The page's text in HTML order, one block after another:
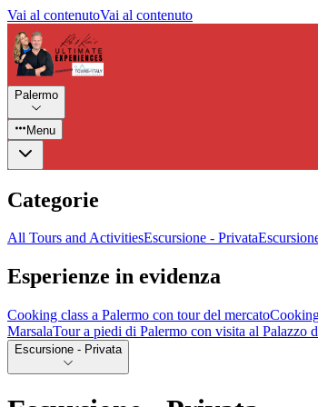
Vai al contenutoVai al contenuto
Palermo
Menu
Categorie
All Tours and ActivitiesEscursione - Privata
Esperienze in evidenza
Cooking class a Palermo con tour del mercato
MarsalaTour a piedi di Palermo con visita al Palazzo
Escursione - Privata